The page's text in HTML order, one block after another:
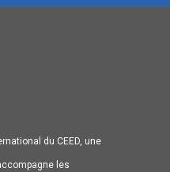
du CEED, une
les